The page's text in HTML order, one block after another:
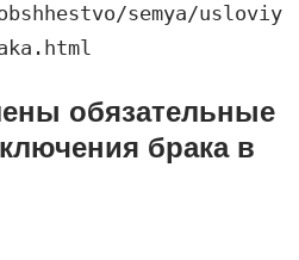
semya/usloviy
обязательные
брака в